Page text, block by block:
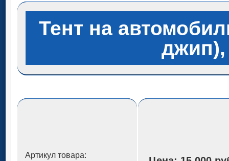
Тент на
Артикул товара: